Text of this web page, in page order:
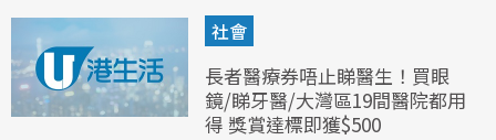
社會
長者醫療券唔止睇醫生！買眼
鏡/睇牙醫/大灣區19間醫院都用
得 獎賞達標即獲$500